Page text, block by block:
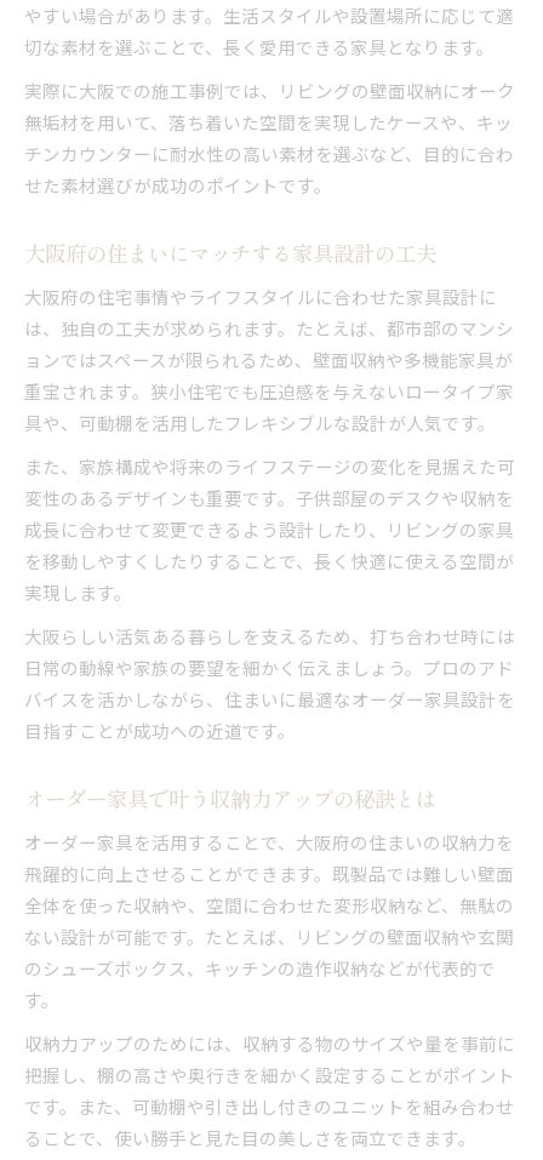
やすい場合があります。生活スタイルや設置場所に応じて適
切な素材を選ぶことで、長く愛用できる家具となります。
実際に大阪での施工事例では、リビングの壁面収納にオーク
無垢材を用いて、落ち着いた空間を実現したケースや、キッ
チンカウンターに耐水性の高い素材を選ぶなど、目的に合わ
せた素材選びが成功のポイントです。
大阪府の住まいにマッチする家具設計の工夫
大阪府の住宅事情やライフスタイルに合わせた家具設計に
は、独自の工夫が求められます。たとえば、都市部のマンシ
ョンではスペースが限られるため、壁面収納や多機能家具が
重宝されます。狭小住宅でも圧迫感を与えないロータイプ家
具や、可動棚を活用したフレキシブルな設計が人気です。
また、家族構成や将来のライフステージの変化を見据えた可
変性のあるデザインも重要です。子供部屋のデスクや収納を
成長に合わせて変更できるよう設計したり、リビングの家具
を移動しやすくしたりすることで、長く快適に使える空間が
実現します。
大阪らしい活気ある暮らしを支えるため、打ち合わせ時には
日常の動線や家族の要望を細かく伝えましょう。プロのアド
バイスを活かしながら、住まいに最適なオーダー家具設計を
目指すことが成功への近道です。
オーダー家具で叶う収納力アップの秘訣とは
オーダー家具を活用することで、大阪府の住まいの収納力を
飛躍的に向上させることができます。既製品では難しい壁面
全体を使った収納や、空間に合わせた変形収納など、無駄の
ない設計が可能です。たとえば、リビングの壁面収納や玄関
のシューズボックス、キッチンの造作収納などが代表的で
す。
収納力アップのためには、収納する物のサイズや量を事前に
把握し、棚の高さや奥行きを細かく設定することがポイント
です。また、可動棚や引き出し付きのユニットを組み合わせ
ることで、使い勝手と見た目の美しさを両立できます。